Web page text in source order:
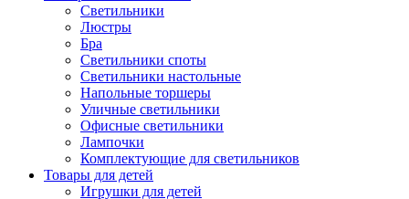
Светильники
Люстры
Бра
Светильники споты
Светильники настольные
Напольные торшеры
Уличные светильники
Офисные светильники
Лампочки
Комплектующие для светильников
Товары для детей
Игрушки для детей